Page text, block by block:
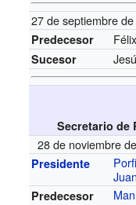
27 de septiembre
Predecesor
Sucesor
Secretario de
28 de noviembre
Presidente
Predecesor